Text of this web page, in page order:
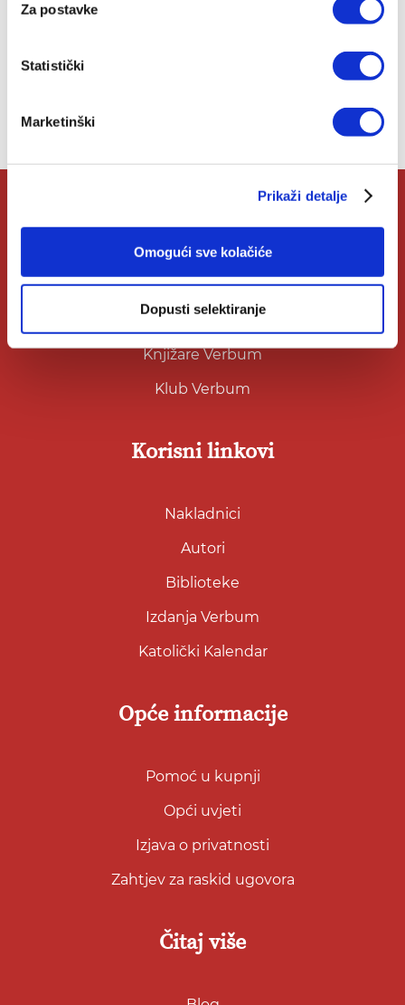
Za postavke
Statistički
Marketinški
Prikaži detalje
Omogući sve kolačiće
Dopusti selektiranje
Nemate artikala u svojoj listi želja.
O Verbumu
O nama
Knjižare Verbum
Klub Verbum
Korisni linkovi
Nakladnici
Autori
Biblioteke
Izdanja Verbum
Katolički Kalendar
Opće informacije
Pomoć u kupnji
Opći uvjeti
Izjava o privatnosti
Zahtjev za raskid ugovora
Čitaj više